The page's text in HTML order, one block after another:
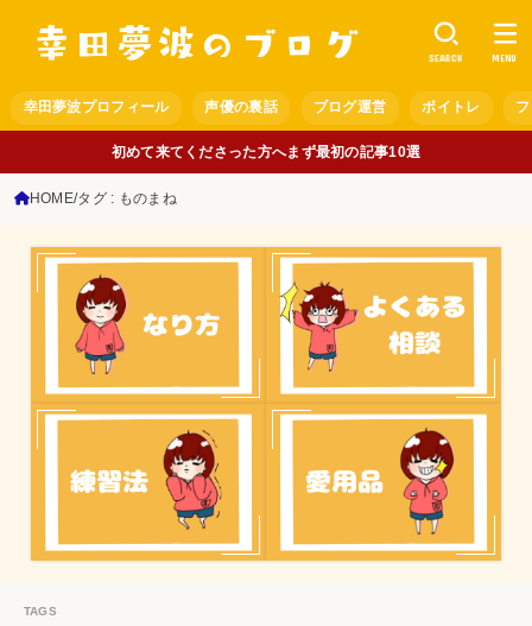
幸田夢波プロフィール 声優の裏話 ブログ運営 ボイトレ
SEARCH MENU
初めて来てくださった方へまず最初の記事10選
HOME タグ : ものまね